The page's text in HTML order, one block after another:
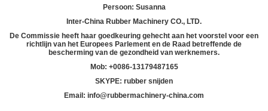
Persoon: Susanna
Inter-China Rubber Machinery CO., LTD.
De Commissie heeft haar goedkeuring gehecht aan het voorstel voor een
richtlijn van het Europees Parlement en de Raad betreffende de
bescherming van de gezondheid van werknemers.
Mob: +0086-13179487165
SKYPE: rubber snijden
Email: info@rubbermachinery-china.com